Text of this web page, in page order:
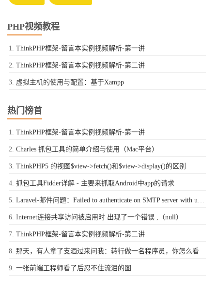
PHP视频教程
ThinkPHP框架-留言本实例视频解析-第一讲
ThinkPHP框架-留言本实例视频解析-第二讲
虚拟主机的使用与配置：基于Xampp
热门榜首
ThinkPHP框架-留言本实例视频解析-第一讲
Charles 抓包工具的简单介绍与使用（Mac平台）
ThinkPHP5 的视图$view->fetch()和$view->display()的区别
抓包工具Fidder详解 - 主要来抓取Android中app的请求
Laravel-邮件问题：Failed to authenticate on SMTP server with username "xxxx@qq.com" using 1 possible authenticators
Internet连接共享访问被启用时 出现了一个错误 ,（null）
ThinkPHP框架-留言本实例视频解析-第二讲
那天，有人拿了支酒过来问我：转行做一名程序员，你怎么看
一张前端工程师看了后忍不住流泪的图